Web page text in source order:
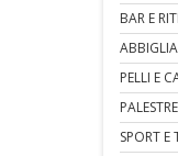
BAR E
PELLI E
PALESTRE
SPORT E